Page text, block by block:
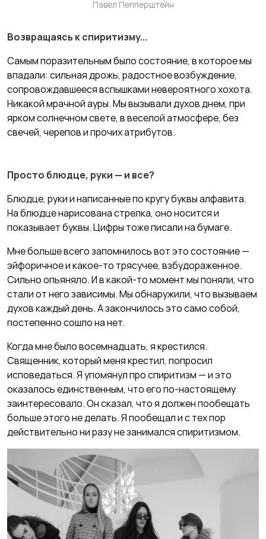
Павел Пепперштейн
Возвращаясь к спиритизму...
Самым поразительным было состояние, в которое мы
впадали: сильная дрожь, радостное возбуждение,
сопровождавшееся вспышками невероятного хохота.
Никакой мрачной ауры. Мы вызывали духов днем, при
ярком солнечном свете, в веселой атмосфере, без
свечей, черепов и прочих атрибутов.
Просто блюдце, руки — и все?
Блюдце, руки и написанные по кругу буквы алфавита.
На блюдце нарисована стрелка, оно носится и
показывает буквы. Цифры тоже писали на бумаге.
Мне больше всего запомнилось вот это состояние —
эйфоричное и какое-то трясучее, взбудораженное.
Сильно опьяняло. И в какой-то момент мы поняли, что
стали от него зависимы. Мы обнаружили, что вызываем
духов каждый день. А закончилось это само собой,
постепенно сошло на нет.
Когда мне было восемнадцать, я крестился.
Священник, который меня крестил, попросил
исповедаться. Я упомянул про спиритизм — и это
оказалось единственным, что его по-настоящему
заинтересовало. Он сказал, что я должен пообещать
больше этого не делать. Я пообещал и с тех пор
действительно ни разу не занимался спиритизмом.